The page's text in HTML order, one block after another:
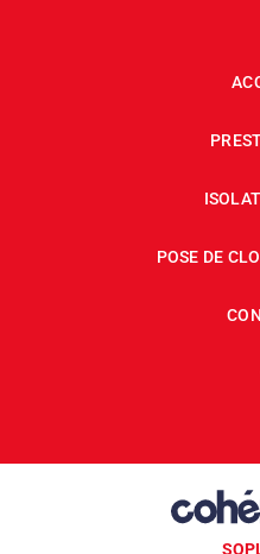
POSE DE